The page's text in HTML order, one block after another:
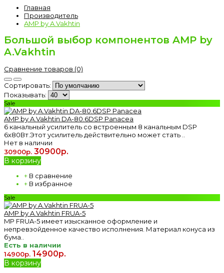
Главная
Производитель
AMP by A.Vakhtin
Большой выбор компонентов AMP by
A.Vakhtin
Сравнение товаров (0)
Сортировать:
Показывать:
Sale
AMP by A.Vakhtin DA-80.6DSP Panacea
6 канальный усилитель со встроенным 8 канальным DSP
6х80Вт.Этот усилитель действительно может стать ..
Нет в наличии
30900р. 30900р.
В корзину
+ В сравнение
+ В избранное
Sale
AMP by A.Vakhtin FRUA-5
MP FRUA-5 имеет изысканное оформление и
непревзойденное качество исполнения. Материал конуса из
бума..
Есть в наличии
14900р. 14900р.
В корзину